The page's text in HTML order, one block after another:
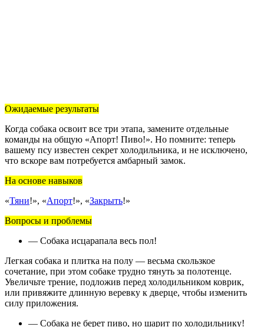
Ожидаемые результаты
Когда собака освоит все три этапа, замените отдельные
команды на общую «Апорт! Пиво!». Но помните: теперь
вашему псу известен секрет холодильника, и не исключено,
что вскоре вам потребуется амбарный замок.
На основе навыков
«Тяни!», «Апорт!», «Закрыть!»
Вопросы и проблемы
— Собака исцарапала весь пол!
Легкая собака и плитка на полу — весьма скользкое
сочетание, при этом собаке трудно тянуть за полотенце.
Увеличьте трение, подложив перед холодильником коврик,
или привяжите длинную веревку к дверце, чтобы изменить
силу приложения.
— Собака не берет пиво, но шарит по холодильнику!